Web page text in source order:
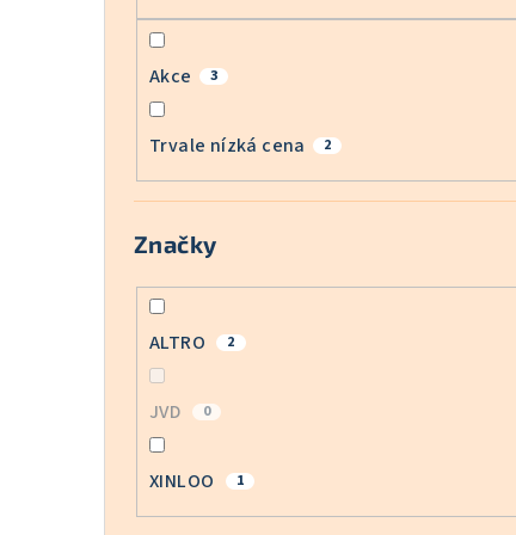
Akce 3
Trvale nízká cena 2
Značky
ALTRO 2
JVD 0
XINLOO 1